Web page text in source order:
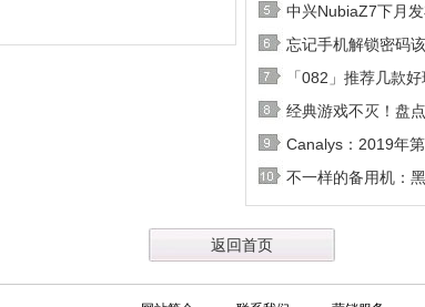
中兴NubiaZ7下月
忘记手机解锁密码
「082」推荐几款
经典游戏不灭！盘
Canalys：2019年
不一样的备用机：
返回首页